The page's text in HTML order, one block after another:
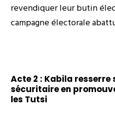
revendiquer leur butin
campagne électorale
Acte 2 : Kabila
sécuritaire en
les Tutsi